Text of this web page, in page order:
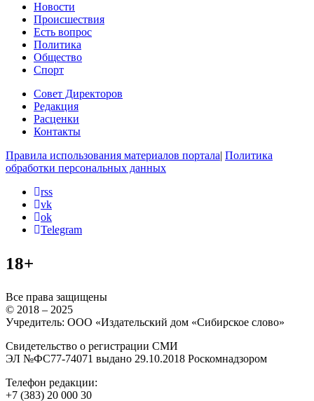
Новости
Происшествия
Есть вопрос
Политика
Общество
Спорт
Совет Директоров
Редакция
Расценки
Контакты
Правила использования материалов портала| Политика
обработки персональных данных
rss
vk
ok
Telegram
18+
Все права защищены
© 2018 – 2025
Учредитель: ООО «Издательский дом «Сибирское слово»
Свидетельство о регистрации СМИ
ЭЛ №ФС77-74071 выдано 29.10.2018 Роскомнадзором
Телефон редакции:
+7 (383) 20 000 30